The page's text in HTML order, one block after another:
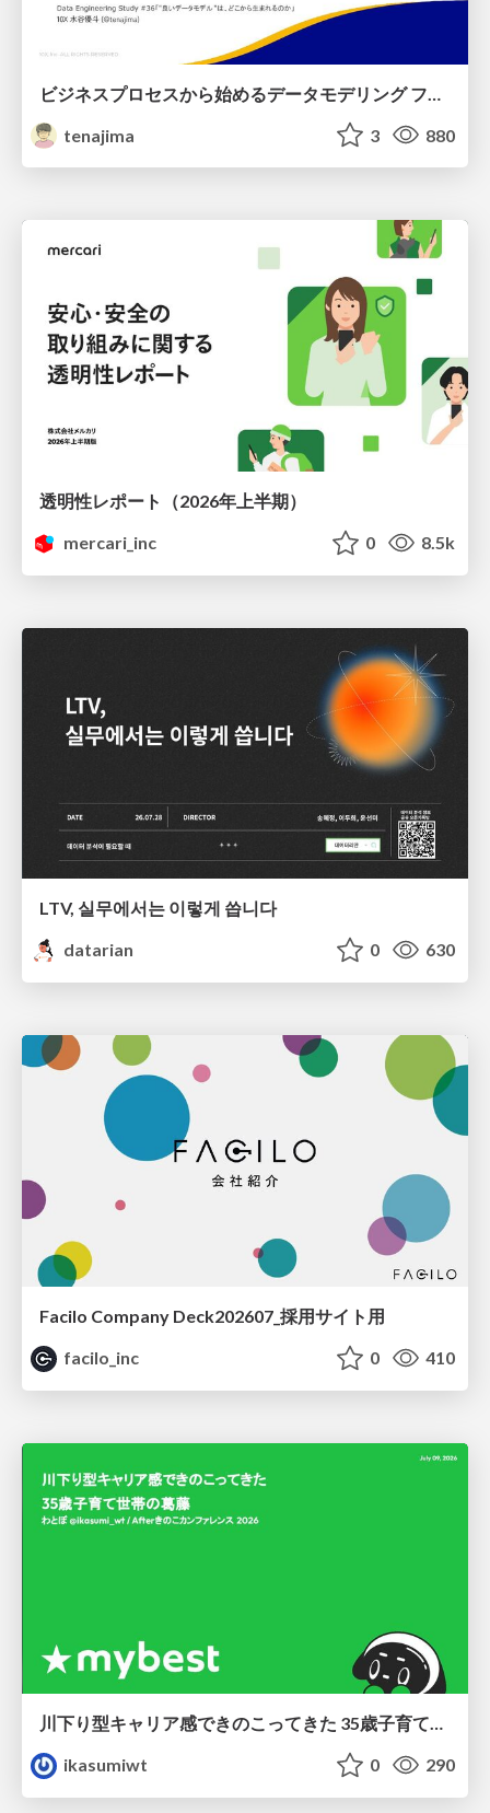
tenajima
3 880
透明性レポート（2026年上半期）
mercari_inc
0 8.5k
LTV, 실무에서는 이렇게 씁니다
datarian
0 630
Facilo Company Deck202607_採用サイト用
facilo_inc
0 410
川下り型キャリア感できのこってきた 35歳子育て世帯の葛藤
ikasumiwt
0 290